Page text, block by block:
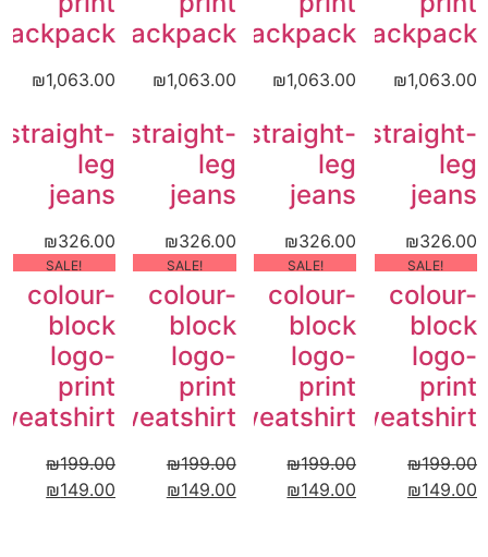
backpack
₪1,063.00
straight-
leg
jeans
₪326.00
!SALE
colour-
block
logo-
print
sweatshirt
₪199.00
₪149.00
backpack
₪1,063.00
straight-
leg
jeans
₪326.00
!SALE
colour-
block
logo-
print
sweatshirt
₪199.00
₪149.00
backpack
₪1,063.00
straight-
leg
jeans
₪326.00
!SALE
colour-
block
logo-
print
sweatshirt
₪199.00
₪149.00
₪1,063.00
straight-
leg
jeans
₪326.00
!SALE
colour-
block
logo-
print
₪199.00
₪149.00